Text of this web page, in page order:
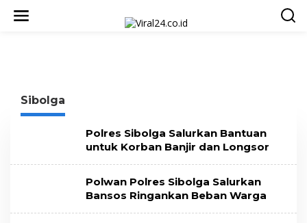
Sibolga
Polres Sibolga Salurkan Bantuan
untuk Korban Banjir dan Longsor
Polwan Polres Sibolga Salurkan
Bansos Ringankan Beban Warga